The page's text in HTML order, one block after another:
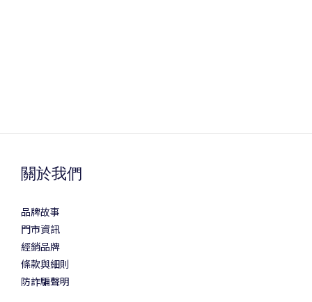
關於我們
品牌故事
門市資訊
經銷品牌
條款與細則
防詐騙聲明